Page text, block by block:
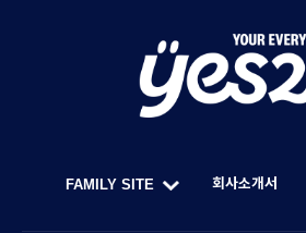
Y
U
R
FAMILY SITE 회사소개서